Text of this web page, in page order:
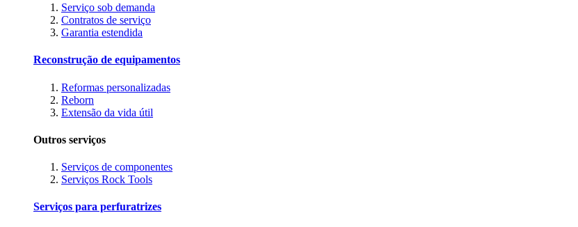
Serviço sob demanda
Contratos de serviço
Garantia estendida
Reconstrução de equipamentos
Reformas personalizadas
Reborn
Extensão da vida útil
Outros serviços
Serviços de componentes
Serviços Rock Tools
Serviços para perfuratrizes